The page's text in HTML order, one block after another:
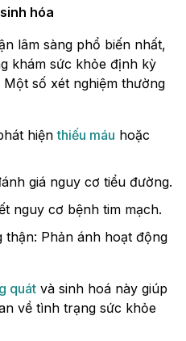
hóa
lâm sàng phổ biến nhất,
khám sức khỏe định kỳ
số xét nghiệm thường
hiệnthiếu máu hoặc
giá nguy cơ tiểu đường.
nguy cơ bệnh tim mạch.
thận: Phản ánh hoạt động
quát và sinh hoá này giúp
về tình trạng sức khỏe